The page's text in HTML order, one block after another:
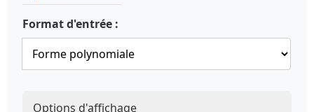
Format d'entrée :
Options d'affichage